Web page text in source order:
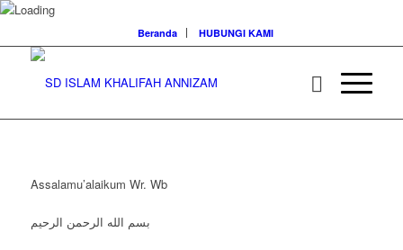
Beranda HUBUNGI KAMI
Assalamu’alaikum Wr. Wb
بسم الله الرحمن الرحيم